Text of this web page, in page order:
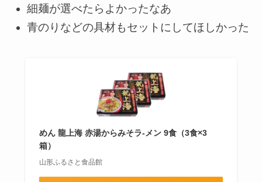
細麺が選べたらよかったなあ
青のりなどの具材もセットにしてほしかった
めん 龍上海 赤湯からみそラ-メン 9食（3食×3
箱）
山形ふるさと食品館